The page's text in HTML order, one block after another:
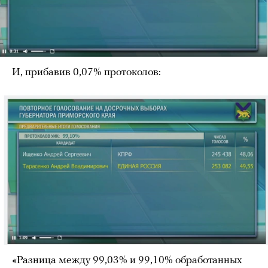
И, прибавив 0,07% протоколов:
«Разница между 99,03% и 99,10% обработанных